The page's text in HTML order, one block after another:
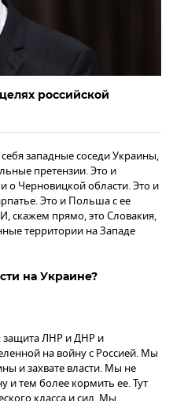
российской
западные соседи Украины,
претензии. Это и
о Черновицкой области. Это и
Это и Польша с ее
скажем прямо, это Словакия,
территории на Западе
на Украине?
защита ЛНР и ДНР и
на войну с Россией. Мы
и захвате власти. Мы не
и тем более кормить ее. Тут
класса и сил. Мы